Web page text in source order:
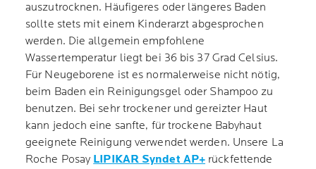
auszutrocknen. Häufigeres oder längeres Baden
sollte stets mit einem Kinderarzt abgesprochen
werden. Die allgemein empfohlene
Wassertemperatur liegt bei 36 bis 37 Grad Celsius.
Für Neugeborene ist es normalerweise nicht nötig,
beim Baden ein Reinigungsgel oder Shampoo zu
benutzen. Bei sehr trockener und gereizter Haut
kann jedoch eine sanfte, für trockene Babyhaut
geeignete Reinigung verwendet werden. Unsere La
Roche Posay LIPIKAR Syndet AP+ rückfettende